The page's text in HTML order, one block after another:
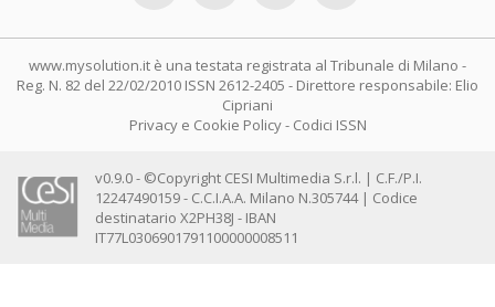
www.mysolution.it è una testata registrata al Tribunale di Milano -
Reg. N. 82 del 22/02/2010 ISSN 2612-2405 - Direttore responsabile: Elio
Cipriani
Privacy e Cookie Policy- Codici ISSN
v0.9.0 - ©Copyright CESI Multimedia S.r.l. | C.F./P.I.
12247490159 - C.C.I.A.A. Milano N.305744 | Codice
destinatario X2PH38J - IBAN
IT77L0306901791100000008511